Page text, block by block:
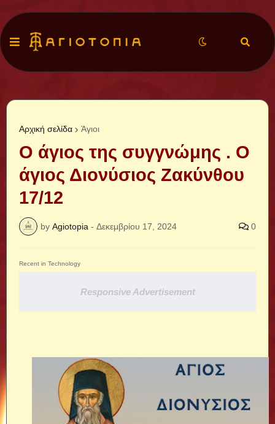
Αρχική σελίδα Άγιοι
Ο άγιος της συγγνώμης . Ο
άγιος Διονύσιος Ζακύνθου
17/12
by Agiotopia - Δεκεμβρίου 17, 2024 0
Recent in Technology
Responsive Advertisement